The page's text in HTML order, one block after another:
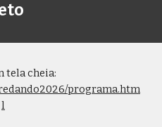
tela cheia:
programa.htm
l